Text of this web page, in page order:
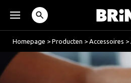
Homepage > Producten > Accessoires >